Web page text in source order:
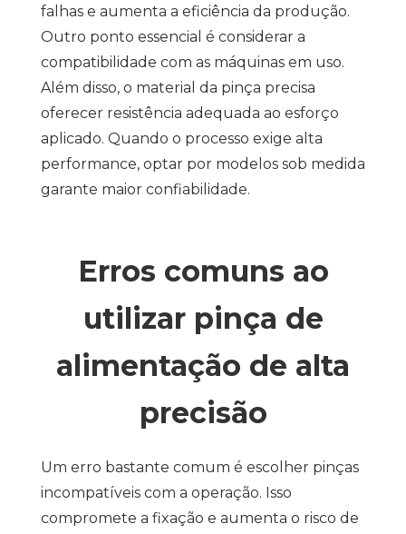
falhas e aumenta a eficiência da produção.
Outro ponto essencial é considerar a
compatibilidade com as máquinas em uso.
Além disso, o material da pinça precisa
oferecer resistência adequada ao esforço
aplicado. Quando o processo exige alta
performance, optar por modelos sob medida
garante maior confiabilidade.
Erros comuns ao
utilizar pinça de
alimentação de alta
precisão
Um erro bastante comum é escolher pinças
incompatíveis com a operação. Isso
compromete a fixação e aumenta o risco de